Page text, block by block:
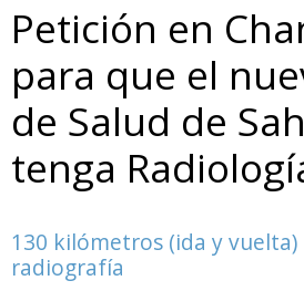
Petición en
para que el
de Salud de
tenga
130 kilómetros (ida y
radiografía